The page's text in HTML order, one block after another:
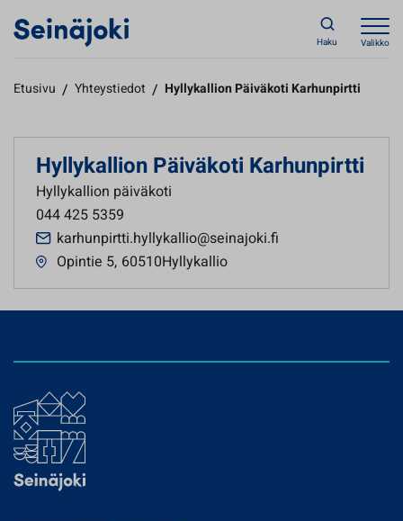
Haku Valikko
Etusivu / Yhteystiedot / Hyllykallion Päiväkoti Karhunpirtti
Hyllykallion Päiväkoti Karhunpirtti
Hyllykallion päiväkoti
044 425 5359
karhunpirtti.hyllykallio@seinajoki.fi
Opintie 5, 60510Hyllykallio